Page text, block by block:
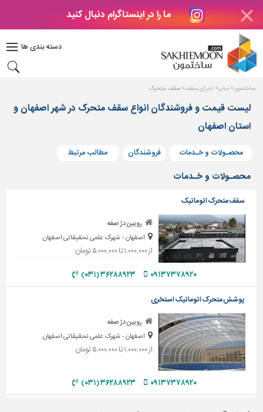
ما را در اینستاگرام دنبال کنید
دسته بندی ها
دکوراسیون
بتن
های
بتنی
درب
پنجره
مصالح
پله،
نرده
و
حفاظ
سنگ
سرویس
بهداشتی
ابزار،یراق
و
آلات
ساختمون سایر اجرای سقف سقف متحرک
لیست قیمت و فروشندگان انواع سقف متحرک در شهر اصفهان و
استان اصفهان
محصـولات و خـدمات فروشندگان مطالب مرتبط
محصـولات و خـدمات
سقف متحرک اتوماتیک
رویین دژ صفه
اصفهان - شهرک علمی تحقیقاتی اصفهان
از ۱,۰۰۰,۰۰۰ تا ۵,۰۰۰,۰۰۰ تومان
۰۹۱۳۷۳۷۸۹۲۰ ۳۶۲۸۸۹۲۳ (۰۳۱)
پوشش متحرک اتوماتیک استخری
رویین دژ صفه
اصفهان - شهرک علمی تحقیقاتی اصفهان
از ۱,۰۰۰,۰۰۰ تا ۵,۰۰۰,۰۰۰ تومان
۰۹۱۳۷۳۷۸۹۲۰ ۳۶۲۸۸۹۲۳ (۰۳۱)